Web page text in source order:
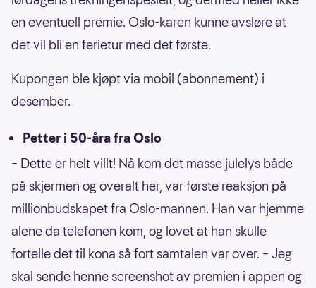
en eventuell premie. Oslo-karen kunne avsløre at
det vil bli en ferietur med det første.
Kupongen ble kjøpt via mobil (abonnement) i
desember.
Petter i 50-åra fra Oslo
– Dette er helt villt! Nå kom det masse julelys både
på skjermen og overalt her, var første reaksjon på
millionbudskapet fra Oslo-mannen. Han var hjemme
alene da telefonen kom, og lovet at han skulle
fortelle det til kona så fort samtalen var over. – Jeg
skal sende henne screenshot av premien i appen og